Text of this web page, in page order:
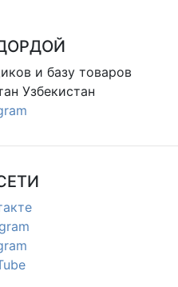
и базу товаров
Узбекистан